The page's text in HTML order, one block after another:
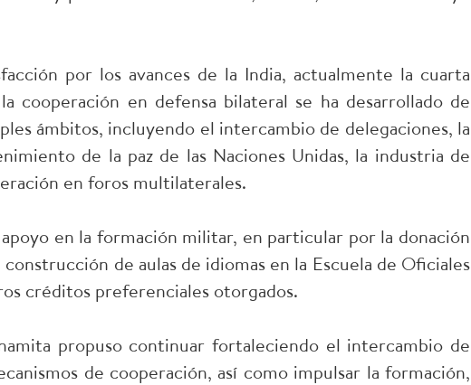
por los avances de la India, actualmente la cuarta
cooperación en defensa bilateral se ha desarrollado de
ámbitos, incluyendo el intercambio de delegaciones, la
de la paz de las Naciones Unidas, la industria de
en foros multilaterales.
en la formación militar, en particular por la donación
de aulas de idiomas en la Escuela de Oficiales
créditos preferenciales otorgados.
propuso continuar fortaleciendo el intercambio de
de cooperación, así como impulsar la formación,